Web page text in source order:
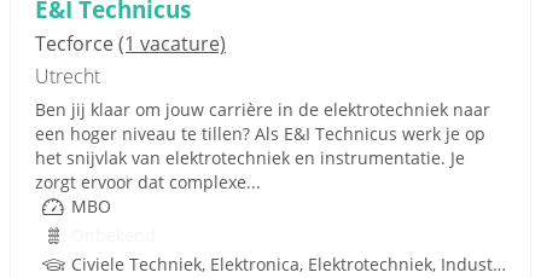
E&I Technicus
Tecforce(1 vacature)
Utrecht
Ben jij klaar om jouw carrière in de elektrotechniek naar
een hoger niveau te tillen? Als E&I Technicus werk je op
het snijvlak van elektrotechniek en instrumentatie. Je
zorgt ervoor dat complexe...
MBO
Civiele Techniek, Elektronica, Elektrotechniek, Industriële Automatisering, Mechatronica, Meet en Regeltechniek, study Telecom, Gebouwgebonden installaties, Netwerkbeheerder, Techniek